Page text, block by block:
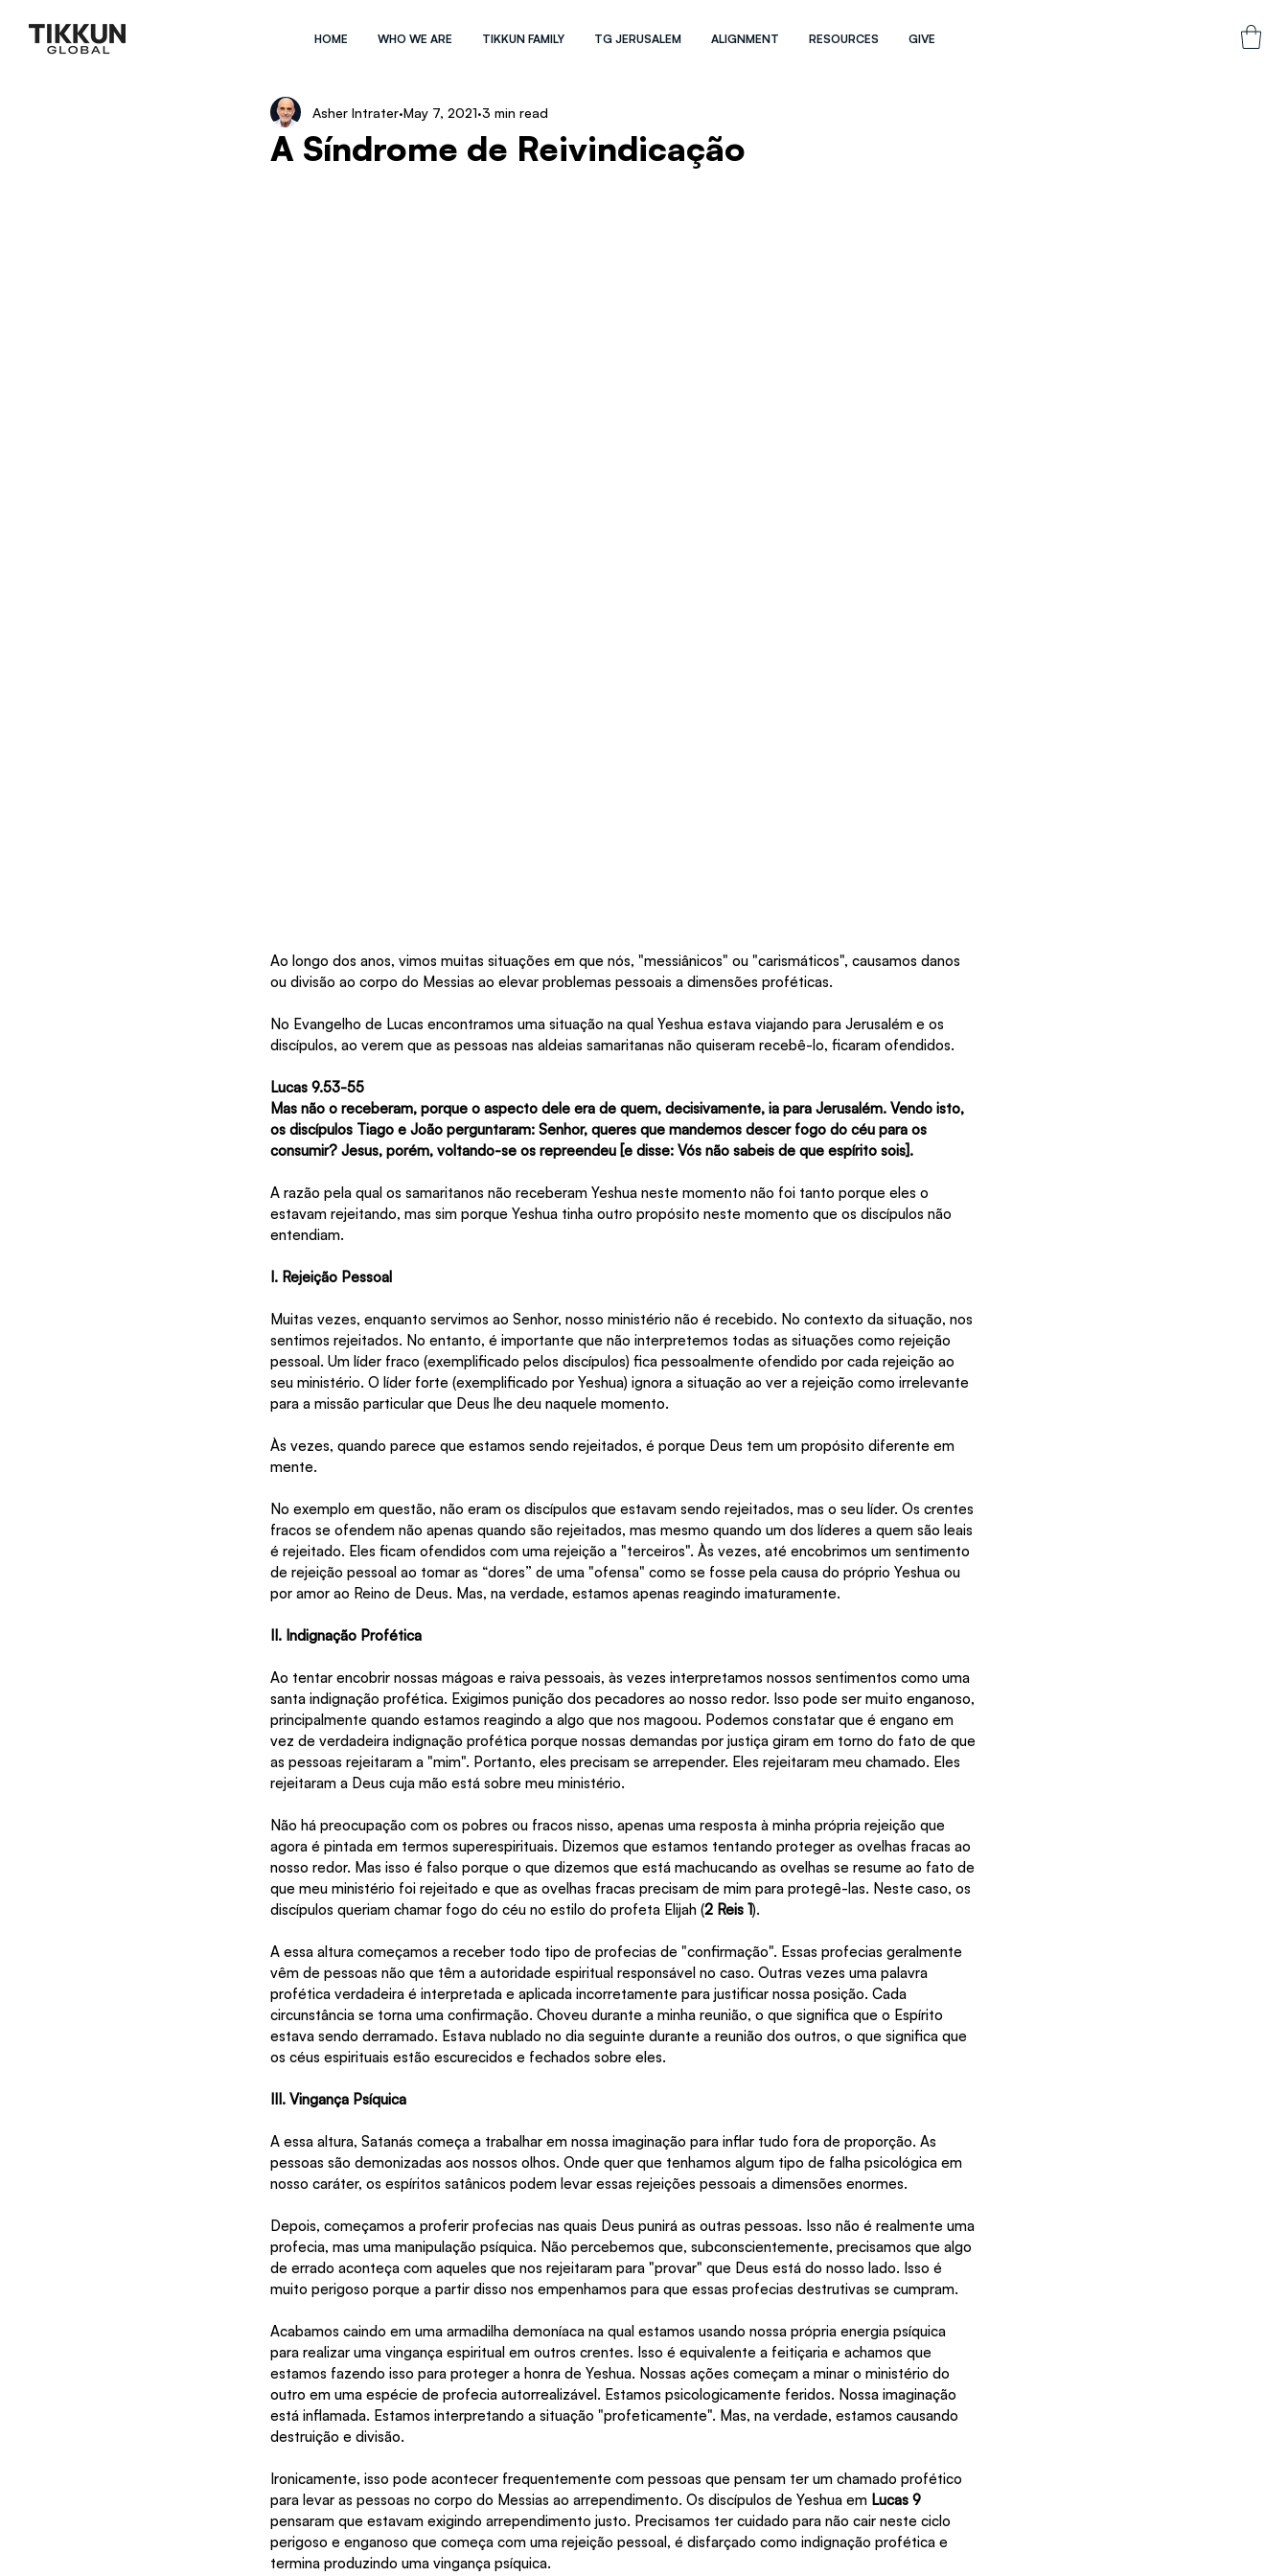
HOME WHO WE ARE TIKKUN FAMILY TG JERUSALEM ALIGNMENT RESOURCES GIVE
A Síndrome de Reivindicação
Asher Intrater May 7, 2021 3 min read
Ao longo dos anos, vimos muitas situações em que nós, "messiânicos" ou "carismáticos", causamos danos
ou divisão ao corpo do Messias ao elevar problemas pessoais a dimensões proféticas.
No Evangelho de Lucas encontramos uma situação na qual Yeshua estava viajando para Jerusalém e os
discípulos, ao verem que as pessoas nas aldeias samaritanas não quiseram recebê-lo, ficaram ofendidos.
Lucas 9.53-55
Mas não o receberam, porque o aspecto dele era de quem, decisivamente, ia para Jerusalém. Vendo isto,
os discípulos Tiago e João perguntaram: Senhor, queres que mandemos descer fogo do céu para os
consumir? Jesus, porém, voltando-se os repreendeu [e disse: Vós não sabeis de que espírito sois].
A razão pela qual os samaritanos não receberam Yeshua neste momento não foi tanto porque eles o
estavam rejeitando, mas sim porque Yeshua tinha outro propósito neste momento que os discípulos não
entendiam.
I. Rejeição Pessoal
Muitas vezes, enquanto servimos ao Senhor, nosso ministério não é recebido. No contexto da situação, nos
sentimos rejeitados. No entanto, é importante que não interpretemos todas as situações como rejeição
pessoal. Um líder fraco (exemplificado pelos discípulos) fica pessoalmente ofendido por cada rejeição ao
seu ministério. O líder forte (exemplificado por Yeshua) ignora a situação ao ver a rejeição como irrelevante
para a missão particular que Deus lhe deu naquele momento.
Às vezes, quando parece que estamos sendo rejeitados, é porque Deus tem um propósito diferente em
mente.
No exemplo em questão, não eram os discípulos que estavam sendo rejeitados, mas o seu líder. Os crentes
fracos se ofendem não apenas quando são rejeitados, mas mesmo quando um dos líderes a quem são leais
é rejeitado. Eles ficam ofendidos com uma rejeição a "terceiros". Às vezes, até encobrimos um sentimento
de rejeição pessoal ao tomar as “dores” de uma "ofensa" como se fosse pela causa do próprio Yeshua ou
por amor ao Reino de Deus. Mas, na verdade, estamos apenas reagindo imaturamente.
II. Indignação Profética
Ao tentar encobrir nossas mágoas e raiva pessoais, às vezes interpretamos nossos sentimentos como uma
santa indignação profética. Exigimos punição dos pecadores ao nosso redor. Isso pode ser muito enganoso,
principalmente quando estamos reagindo a algo que nos magoou. Podemos constatar que é engano em
vez de verdadeira indignação profética porque nossas demandas por justiça giram em torno do fato de que
as pessoas rejeitaram a "mim". Portanto, eles precisam se arrepender. Eles rejeitaram meu chamado. Eles
rejeitaram a Deus cuja mão está sobre meu ministério.
Não há preocupação com os pobres ou fracos nisso, apenas uma resposta à minha própria rejeição que
agora é pintada em termos superespirituais. Dizemos que estamos tentando proteger as ovelhas fracas ao
nosso redor. Mas isso é falso porque o que dizemos que está machucando as ovelhas se resume ao fato de
que meu ministério foi rejeitado e que as ovelhas fracas precisam de mim para protegê-las. Neste caso, os
discípulos queriam chamar fogo do céu no estilo do profeta Elijah (2 Reis 1).
A essa altura começamos a receber todo tipo de profecias de "confirmação". Essas profecias geralmente
vêm de pessoas não que têm a autoridade espiritual responsável no caso. Outras vezes uma palavra
profética verdadeira é interpretada e aplicada incorretamente para justificar nossa posição. Cada
circunstância se torna uma confirmação. Choveu durante a minha reunião, o que significa que o Espírito
estava sendo derramado. Estava nublado no dia seguinte durante a reunião dos outros, o que significa que
os céus espirituais estão escurecidos e fechados sobre eles.
III. Vingança Psíquica
A essa altura, Satanás começa a trabalhar em nossa imaginação para inflar tudo fora de proporção. As
pessoas são demonizadas aos nossos olhos. Onde quer que tenhamos algum tipo de falha psicológica em
nosso caráter, os espíritos satânicos podem levar essas rejeições pessoais a dimensões enormes.
Depois, começamos a proferir profecias nas quais Deus punirá as outras pessoas. Isso não é realmente uma
profecia, mas uma manipulação psíquica. Não percebemos que, subconscientemente, precisamos que algo
de errado aconteça com aqueles que nos rejeitaram para "provar" que Deus está do nosso lado. Isso é
muito perigoso porque a partir disso nos empenhamos para que essas profecias destrutivas se cumpram.
Acabamos caindo em uma armadilha demoníaca na qual estamos usando nossa própria energia psíquica
para realizar uma vingança espiritual em outros crentes. Isso é equivalente a feitiçaria e achamos que
estamos fazendo isso para proteger a honra de Yeshua. Nossas ações começam a minar o ministério do
outro em uma espécie de profecia autorrealizável. Estamos psicologicamente feridos. Nossa imaginação
está inflamada. Estamos interpretando a situação "profeticamente". Mas, na verdade, estamos causando
destruição e divisão.
Ironicamente, isso pode acontecer frequentemente com pessoas que pensam ter um chamado profético
para levar as pessoas no corpo do Messias ao arrependimento. Os discípulos de Yeshua em Lucas 9
pensaram que estavam exigindo arrependimento justo. Precisamos ter cuidado para não cair neste ciclo
perigoso e enganoso que começa com uma rejeição pessoal, é disfarçado como indignação profética e
termina produzindo uma vingança psíquica.